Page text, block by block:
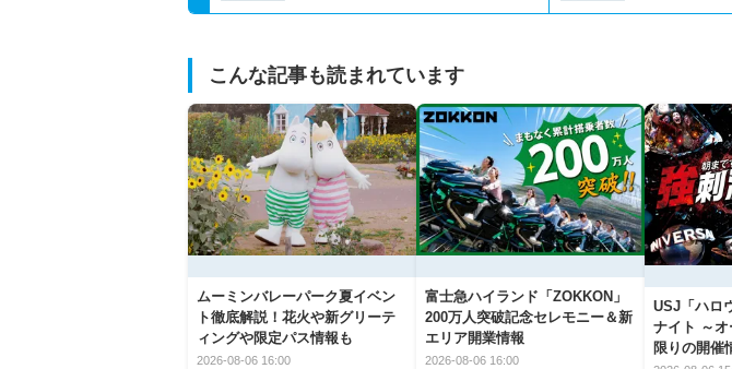
こんな記事も読まれています
ムーミンバレーパーク夏イベン
ト徹底解説！花火や新グリーテ
ィングや限定パス情報も
2026-08-06 16:00
富士急ハイランド「ZOKKON」
200万人突破記念セレモニー＆新
エリア開業情報
2026-08-06 16:00
USJ「ハロ
ナイト ～
限りの開催